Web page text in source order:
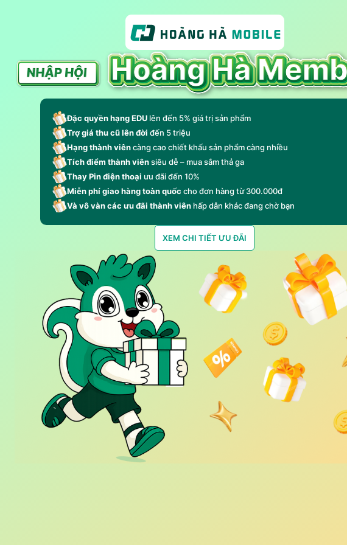
Đặc quyền hạng EDU lên đến 5% giá trị sản phẩm
Trợ giá thu cũ lên đời đến 5 triệu
Hạng thành viêncàng cao chiết khấu sản phẩm càng nhiều
Tích điểm thành viênsiêu dễ – mua sắm thả ga
Thay Pin điện thoại ưu đãi đến 10%
Miễn phí giao hàng toàn quốccho đơn hàng từ 300.000đ
Và vô vàn các ưu đãi thành viên hấp dẫn khác đang chờ bạn
XEM CHI TIẾT ƯU ĐÃI